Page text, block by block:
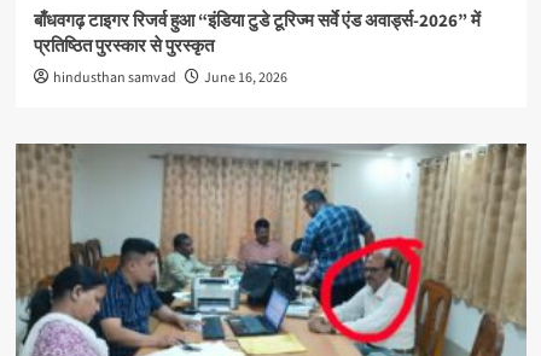
बाँधवगढ़ टाइगर रिजर्व हुआ “इंडिया टुडे टूरिज्म सर्वे एंड अवार्ड्स-2026” में
प्रतिष्ठित पुरस्कार से पुरस्कृत
hindusthan samvad June 16, 2026